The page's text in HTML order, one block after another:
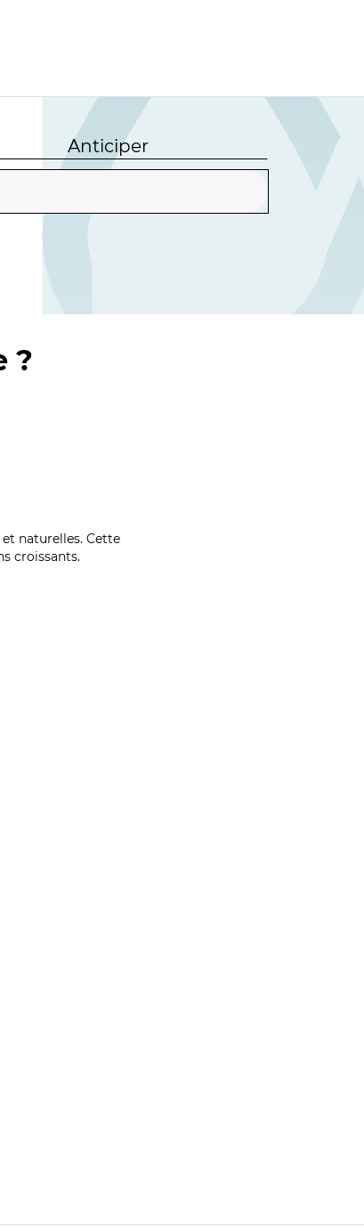
Anticiper
?
naturelles. Cette
croissants.